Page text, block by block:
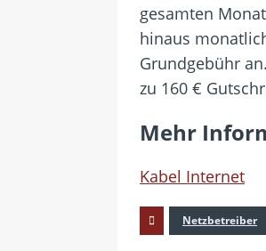
gesamten
hinaus
Grundgebühr
zu 160 €
Mehr
Kabel Internet
Netzbetreiber